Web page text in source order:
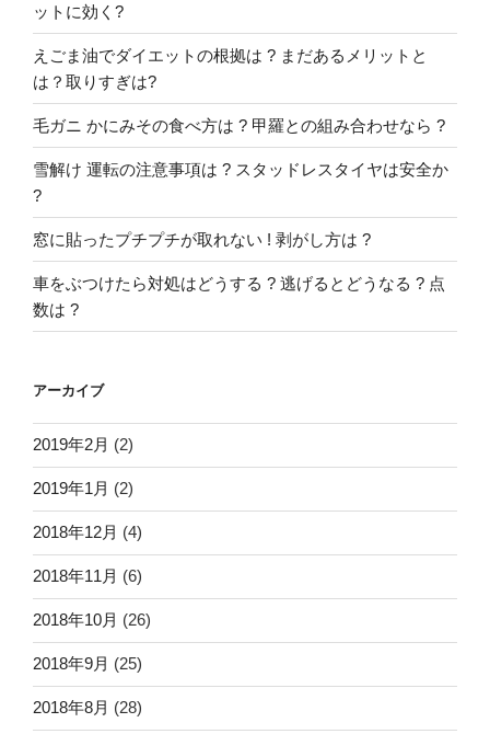
ットに効く?
えごま油でダイエットの根拠は ? まだあるメリットと
は？取りすぎは?
毛ガニ かにみその食べ方は ? 甲羅との組み合わせなら ?
雪解け 運転の注意事項は ? スタッドレスタイヤは安全か
?
窓に貼ったプチプチが取れない ! 剥がし方は ?
車をぶつけたら対処はどうする ? 逃げるとどうなる ? 点
数は ?
アーカイブ
2019年2月 (2)
2019年1月 (2)
2018年12月 (4)
2018年11月 (6)
2018年10月 (26)
2018年9月 (25)
2018年8月 (28)